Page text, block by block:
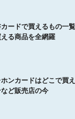
カードで買えるもの一
える商品を全網羅
ンカードはどこで買
ど販売店の今